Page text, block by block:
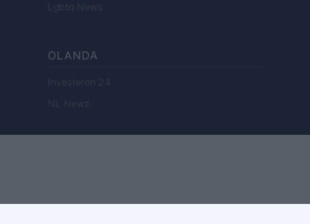
Lgbtq News
OLANDA
Investeren 24
NL Newz